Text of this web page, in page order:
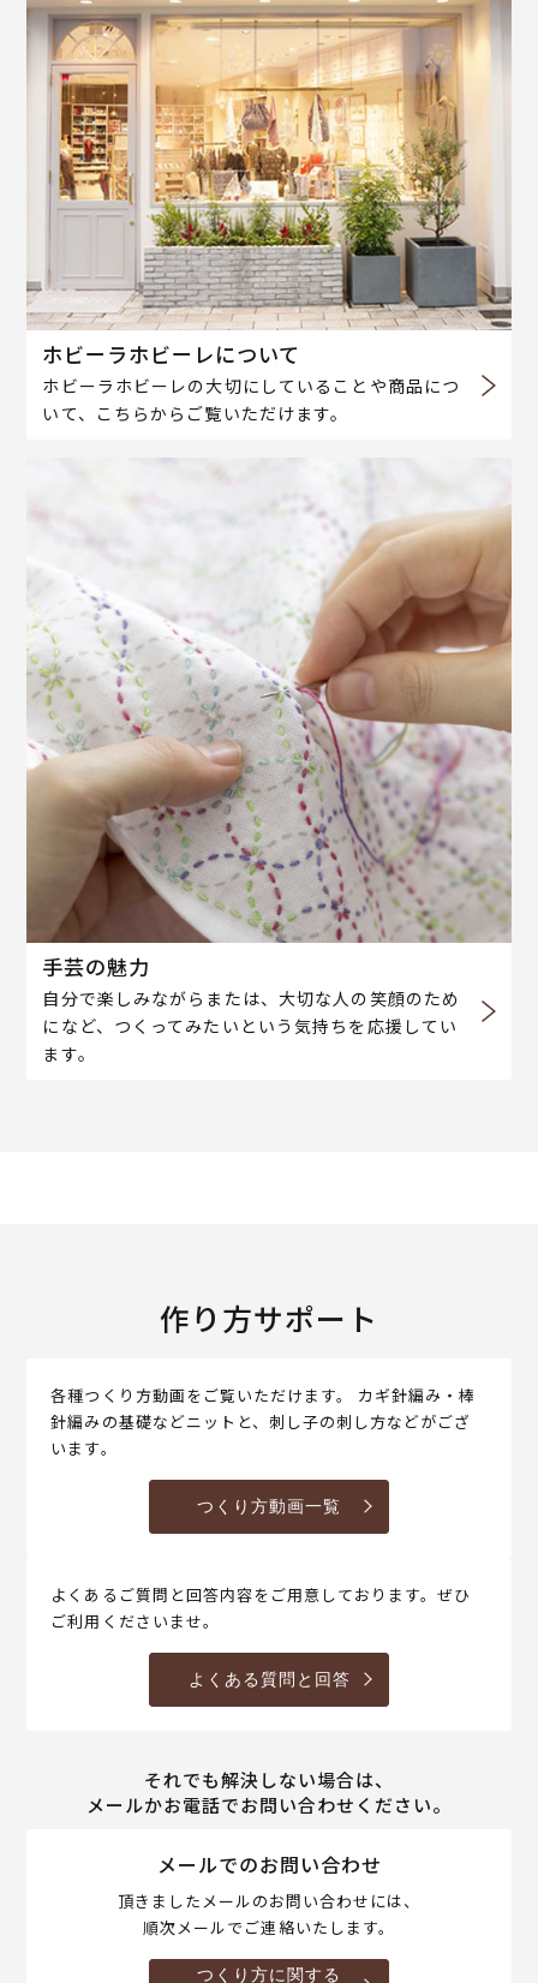
ホビーラホビーレについて
ホビーラホビーレの大切にしていることや商品につ
いて、こちらからご覧いただけます。
手芸の魅力
自分で楽しみながらまたは、大切な人の笑顔のため
になど、つくってみたいという気持ちを応援してい
ます。
作り方サポート
各種つくり方動画をご覧いただけます。 カギ針編み・棒
針編みの基礎などニットと、刺し子の刺し方などがござ
います。
つくり方動画一覧
よくあるご質問と回答内容をご用意しております。ぜひ
ご利用くださいませ。
よくある質問と回答
それでも解決しない場合は、
メールかお電話でお問い合わせください。
メールでのお問い合わせ
頂きましたメールのお問い合わせには、
順次メールでご連絡いたします。
つくり方に関する